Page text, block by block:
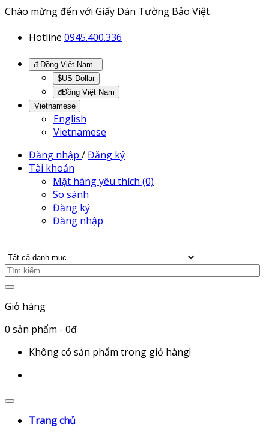
Chào mừng đến với Giấy Dán Tường Bảo Việt
Hotline 0945.400.336
$US Dollar
đĐồng Việt Nam
Vietnamese
English
Vietnamese
Đăng nhập /Đăng ký
Tài khoản
Mặt hàng yêu thích (0)
So sánh
Đăng ký
Đăng nhập
Giỏ hàng
0 sản phẩm - 0đ
Không có sản phẩm trong giỏ hàng!
Trang chủ